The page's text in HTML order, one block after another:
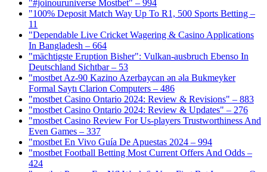
"#joinouruniverse Mostbet" – 994
"100% Deposit Match Way Up To R1, 500 Sports Betting –
11
"Dependable Live Cricket Wagering & Casino Applications
In Bangladesh – 664
"mächtigste Eruption Bisher": Vulkan-ausbruch Ebenso In
Deutschland Sichtbar – 53
"mostbet Az-90 Kazino Azerbaycan ən əla Bukmeyker
Formal Saytı Clarion Computers – 486
"mostbet Casino Ontario 2024: Review & Revisions" – 883
"mostbet Casino Ontario 2024: Review & Updates" – 276
"mostbet Casino Review For Us-players Trustworthiness And
Even Games – 337
"mostbet En Vivo Guía De Apuestas 2024 – 994
"mostbet Football Betting Most Current Offers And Odds –
424